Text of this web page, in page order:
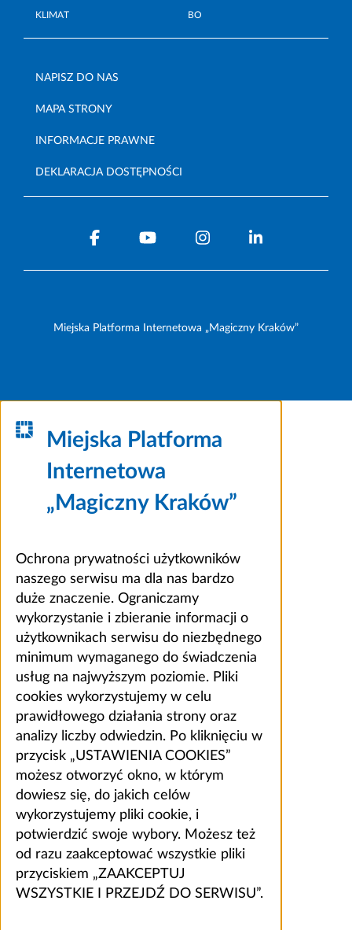
KLIMAT BO
NAPISZ DO NAS
MAPA STRONY
INFORMACJE PRAWNE
DEKLARACJA DOSTĘPNOŚCI
Miejska Platforma Internetowa „Magiczny Kraków”
Miejska Platforma
Internetowa
„Magiczny Kraków”
Ochrona prywatności użytkowników
naszego serwisu ma dla nas bardzo
duże znaczenie. Ograniczamy
wykorzystanie i zbieranie informacji o
użytkownikach serwisu do niezbędnego
minimum wymaganego do świadczenia
usług na najwyższym poziomie. Pliki
cookies wykorzystujemy w celu
prawidłowego działania strony oraz
analizy liczby odwiedzin. Po kliknięciu w
przycisk „USTAWIENIA COOKIES”
możesz otworzyć okno, w którym
dowiesz się, do jakich celów
wykorzystujemy pliki cookie, i
potwierdzić swoje wybory. Możesz też
od razu zaakceptować wszystkie pliki
przyciskiem „ZAAKCEPTUJ
WSZYSTKIE I PRZEJDŹ DO SERWISU”.